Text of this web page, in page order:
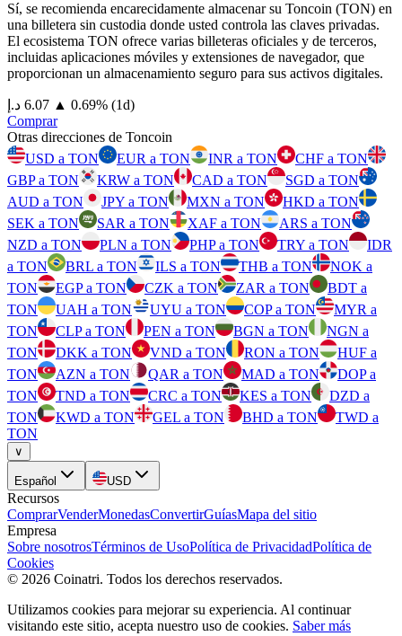
Sí, se recomienda encarecidamente almacenar su Toncoin (TON) en
una billetera sin custodia donde usted controla las claves privadas.
El ecosistema TON ofrece varias billeteras oficiales y de terceros,
incluidas aplicaciones móviles y extensiones de navegador, que
proporcionan un almacenamiento seguro para sus activos digitales.
⁦د.إ⁩ 6.07 ▲ 0.69% (1d)
Comprar
Otras direcciones de Toncoin
USD a TON
EUR a TON INR a TON
CHF a TON
GBP a TON
KRW a TON CAD a TON
SGD a TON
AUD a TON
JPY a TON MXN a TON
HKD a TON
SEK a TON
SAR a TON XAF a TON
ARS a TON
NZD a TON
PLN a TON PHP a TON TRY a TON
IDR
a TON
BRL a TON ILS a TON THB a TON
NOK a
TON
EGP a TON CZK a TON ZAR a TON
BDT a
TON
UAH a TON UYU a TON COP a TON
MYR a
TON
CLP a TON PEN a TON BGN a TON
NGN a
TON
DKK a TON VND a TON RON a TON
HUF a
TON
AZN a TON QAR a TON MAD a TON
DOP a
TON
TND a TON CRC a TON KES a TON
DZD a
TON
KWD a TON GEL a TON BHD a TON
TWD a
TON
∨
Español USD
Recursos
ComprarVenderMonedasConvertirGuíasMapa del sitio
Empresa
Sobre nosotrosTérminos de UsoPolítica de PrivacidadPolítica de
Cookies
© 2026 Coinatri. Todos los derechos reservados.
Utilizamos cookies para mejorar su experiencia. Al continuar
visitando este sitio, acepta nuestro uso de cookies. Saber más